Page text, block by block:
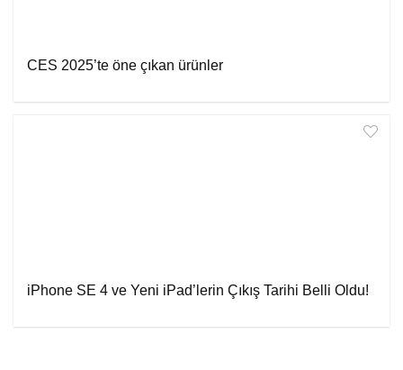
CES 2025’te öne çıkan ürünler
iPhone SE 4 ve Yeni iPad’lerin Çıkış Tarihi Belli Oldu!